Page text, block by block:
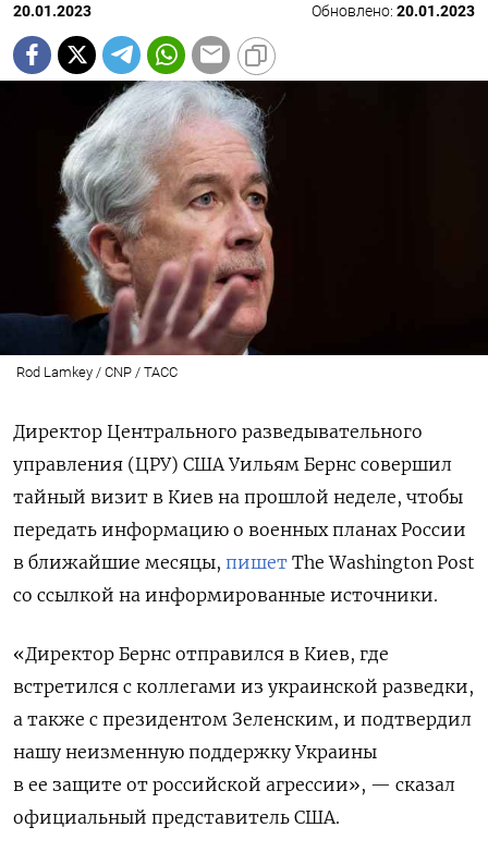
20.01.2023 Обновлено: 20.01.2023
Rod Lamkey / CNP / ТАСС
Директор Центрального разведывательного
управления (ЦРУ) США Уильям Бернс совершил
тайный визит в Киев на прошлой неделе, чтобы
передать информацию о военных планах России
в ближайшие месяцы, пишет The Washington Post
со ссылкой на информированные источники.
«Директор Бернс отправился в Киев, где
встретился с коллегами из украинской разведки,
а также с президентом Зеленским, и подтвердил
нашу неизменную поддержку Украины
в ее защите от российской агрессии», — сказал
официальный представитель США.